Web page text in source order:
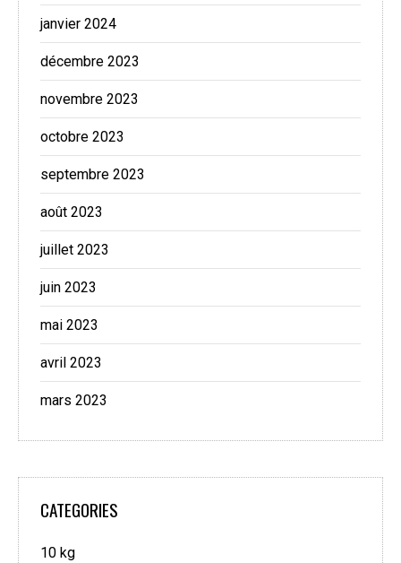
janvier 2024
décembre 2023
novembre 2023
octobre 2023
septembre 2023
août 2023
juillet 2023
juin 2023
mai 2023
avril 2023
mars 2023
CATEGORIES
10 kg